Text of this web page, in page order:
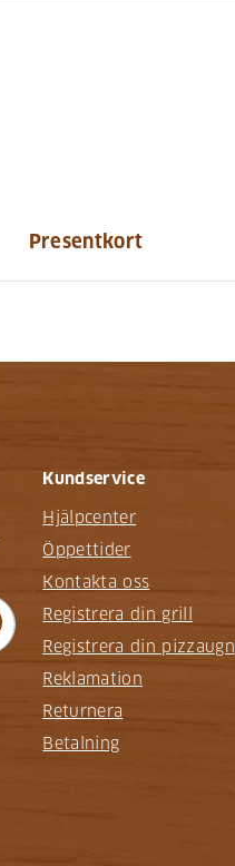
Presentkort
Kundservice
Hjälpcenter
Öppettider
Kontakta oss
Registrera din grill
Registrera din pizzaugn
Reklamation
Returnera
Betalning